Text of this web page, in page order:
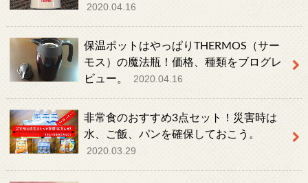
2020.04.16
保温ポットはやっぱりTHERMOS（サー
モス）の魔法瓶！価格、種類をブログレ
ビュー。
2020.04.16
非常食のおすすめ3点セット！災害時は
水、ご飯、パンを確保しておこう。
2020.03.29